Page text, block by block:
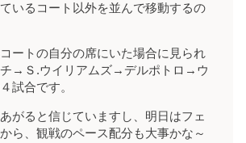
いるコート以外を並んで移動するの
ートの自分の席にいた場合に見られ
チ→Ｓ.ウイリアムズ→デルポトロ→ウ
試合です。
がると信じていますし、明日はフェ
ら、観戦のペース配分も大事かな～